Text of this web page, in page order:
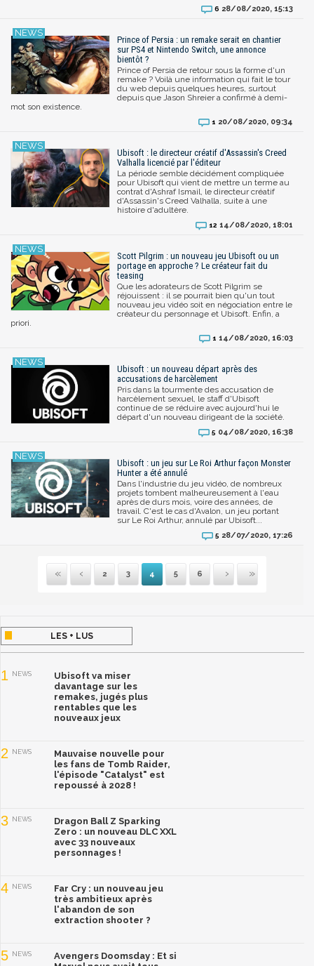
6 28/08/2020, 15:13
Prince of Persia : un remake serait en chantier
sur PS4 et Nintendo Switch, une annonce
bientôt ?
Prince of Persia de retour sous la forme d'un
remake ? Voilà une information qui fait le tour
du web depuis quelques heures, surtout
depuis que Jason Shreier a confirmé à demi-
mot son existence.
1 20/08/2020, 09:34
Ubisoft : le directeur créatif d'Assassin's Creed
Valhalla licencié par l'éditeur
La période semble décidément compliquée
pour Ubisoft qui vient de mettre un terme au
contrat d'Ashraf Ismail, le directeur créatif
d'Assassin's Creed Valhalla, suite à une
histoire d'adultère.
12 14/08/2020, 18:01
Scott Pilgrim : un nouveau jeu Ubisoft ou un
portage en approche ? Le créateur fait du
teasing
Que les adorateurs de Scott Pilgrim se
réjouissent : il se pourrait bien qu'un tout
nouveau jeu vidéo soit en négociation entre le
créateur du personnage et Ubisoft. Enfin, a
priori.
1 14/08/2020, 16:03
Ubisoft : un nouveau départ après des
accusations de harcèlement
Pris dans la tourmente des accusation de
harcèlement sexuel, le staff d'Ubisoft
continue de se réduire avec aujourd'hui le
départ d'un nouveau dirigeant de la société.
5 04/08/2020, 16:38
Ubisoft : un jeu sur Le Roi Arthur façon Monster
Hunter a été annulé
Dans l'industrie du jeu vidéo, de nombreux
projets tombent malheureusement à l'eau
après de durs mois, voire des années, de
travail. C'est le cas d'Avalon, un jeu portant
sur Le Roi Arthur, annulé par Ubisoft...
5 28/07/2020, 17:26
Première
Précédente
2 3 4 5 6
Suivante
Dernière
LES + LUS
1 NEWS
Ubisoft va miser
davantage sur les
remakes, jugés plus
rentables que les
nouveaux jeux
2 NEWS
Mauvaise nouvelle pour
les fans de Tomb Raider,
l'épisode "Catalyst" est
repoussé à 2028 !
3 NEWS
Dragon Ball Z Sparking
Zero : un nouveau DLC XXL
avec 33 nouveaux
personnages !
4 NEWS
Far Cry : un nouveau jeu
très ambitieux après
l'abandon de son
extraction shooter ?
5 NEWS
Avengers Doomsday : Et si